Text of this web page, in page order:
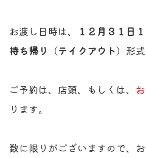
お渡し日時は、 １２月３１日
持ち帰り （テイクアウト）形
ご予約は、店頭、もしくは、
ります。
数に限りがございますので、